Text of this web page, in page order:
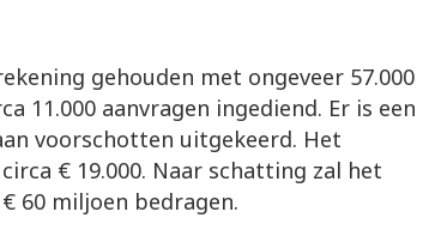
gehouden met ongeveer 57.000
11.000 aanvragen ingediend. Er is een
voorschotten uitgekeerd. Het
€ 19.000. Naar schatting zal het
60 miljoen bedragen.